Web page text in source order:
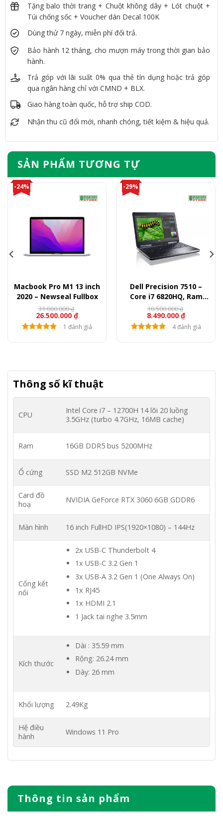
Tặng balo thời trang + Chuột không dây + Lót chuột +
Túi chống sốc + Voucher dán Decal 100K
Dùng thử 7 ngày, miễn phí đổi trả.
Bảo hành 12 tháng, cho mượn máy trong thời gian bảo
hành.
Trả góp với lãi suất 0% qua thẻ tín dụng hoặc trả góp
qua ngân hàng chỉ với CMND + BLX.
Giao hàng toàn quốc, hỗ trợ ship COD.
Nhận thu cũ đổi mới, nhanh chóng, tiết kiệm & hiệu quả.
SẢN PHẨM TƯƠNG TỰ
-24%
Macbook Pro M1 13 inch
2020 – Newseal Fullbox
26.500.000 ₫
31.000.000₫
1 đánh giá
-29%
Dell Precision 7510 –
Core i7 6820HQ, Ram
8GB, SSD 256GB, HDD
500GB, Quadro M1000,
15.6″ FullHD
8.490.000 ₫
10.500.000₫
4 đánh giá
Thông tin sản phẩm
Thông số kĩ thuật
CPU
Intel Core i7 – 12700H 14 lõi 20 luồng
3.5GHz (turbo 4.7GHz, 16MB cache)
Ram 16GB DDR5 bus 5200MHz
Ổ cứng SSD M2 512GB NVMe
Card đồ
hoạ
NVIDIA GeForce RTX 3060 6GB GDDR6
Màn hình 16 inch FullHD IPS(1920×1080) – 144Hz
Cổng kết
nối
2x USB-C Thunderbolt 4
1x USB-C 3.2 Gen 1
3x USB-A 3.2 Gen 1 (One Always On)
1x RJ45
1x HDMI 2.1
1 Jack tai nghe 3.5mm
Kích thước
Dài : 35.59 mm
Rộng: 26.24 mm
Dày: 26 mm
Khối lượng 2.49Kg
Hệ điều
hành
Windows 11 Pro